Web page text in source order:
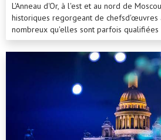
L'Anneau d'Or, à l'est et au nord de
historiques regorgeant de chefsd'œuvres
nombreux qu'elles sont parfois qualifiées
Le train de vie y est calme et paisible,
l'effervescence de Moscou et Saint-
ce circuit de dix jours un parfait
facettes de la vie russe. Tout au long du
commerces locaux et embrassons la
régionale, vous offrant un aperçu unique
Russie. Vous partagerez également un
de la région, qui préparera votre repas
discuter avec vous.